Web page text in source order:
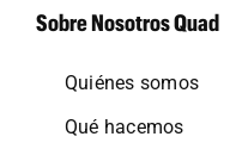
Sobre Nosotros Quad
Quiénes somos
Qué hacemos